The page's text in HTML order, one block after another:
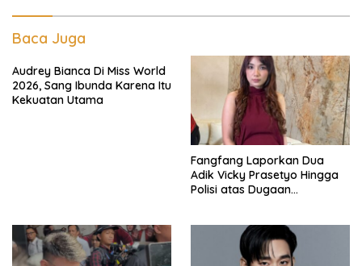
Baca Juga
Audrey Bianca Di Miss World
2026, Sang Ibunda Karena Itu
Kekuatan Utama
Fangfang Laporkan Dua
Adik Vicky Prasetyo Hingga
Polisi atas Dugaan